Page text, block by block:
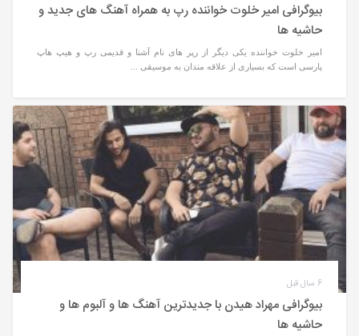
بیوگرافی امیر خلوت خواننده رپ به همراه آهنگ های جدید و
حاشیه ها
امیر خلوت خواننده یکی دیگر از رپر های نام آشنا و قدیمی رپ و هیپ هاپ
پارسی است که بسیاری از علاقه مندان به موسیقی ...
6 سال قبل
بیوگرافی مهراد هیدن با جدیدترین آهنگ ها و آلبوم ها و
حاشیه ها